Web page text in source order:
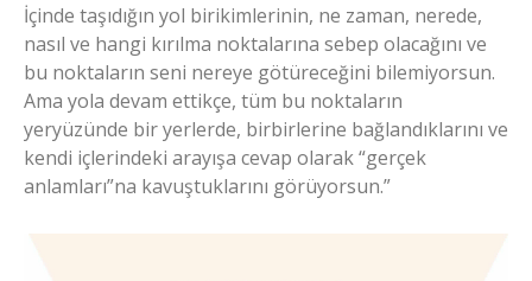
İçinde taşıdığın yol birikimlerinin, ne zaman, nerede,
nasıl ve hangi kırılma noktalarına sebep olacağını ve
bu noktaların seni nereye götüreceğini bilemiyorsun.
Ama yola devam ettikçe, tüm bu noktaların
yeryüzünde bir yerlerde, birbirlerine bağlandıklarını ve
kendi içlerindeki arayışa cevap olarak “gerçek
anlamları”na kavuştuklarını görüyorsun.”